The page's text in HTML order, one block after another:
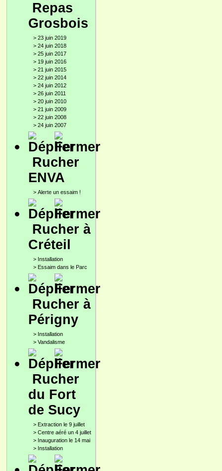
Repas
Grosbois
> 23 juin 2019
> 24 juin 2018
> 25 juin 2017
> 19 juin 2016
> 21 juin 2015
> 22 juin 2014
> 24 juin 2012
> 26 juin 2011
> 20 juin 2010
> 21 juin 2009
> 22 juin 2008
> 24 juin 2007
Rucher
ENVA
> Alerte un essaim !
Rucher à
Créteil
> Installation
> Essaim dans le Parc
Rucher à
Périgny
> Installation
> Vandalisme
Rucher
du Fort
de Sucy
> Extraction le 9 juillet
> Centre aéré un 4 juillet
> Inauguration le 14 mai
> Installation